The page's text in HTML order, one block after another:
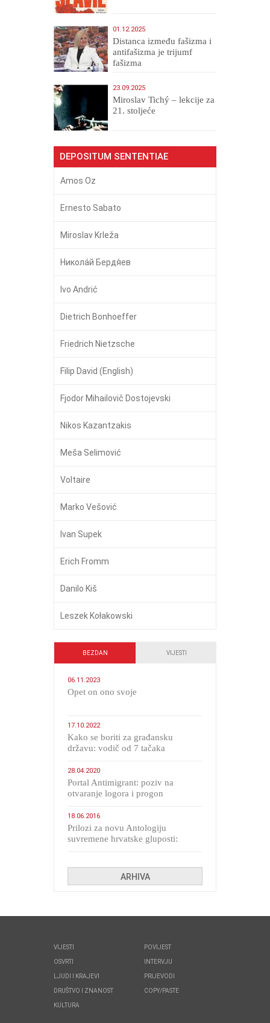
01.12.2025
Distanca između fašizma i
antifašizma je trijumf
fašizma
23.09.2025
Miroslav Tichý – lekcije za
21. stoljeće
DEPOSITUM SENTENTIAE
Amos Oz
Ernesto Sabato
Miroslav Krleža
Никола́й Бердя́ев
Ivo Andrić
Dietrich Bonhoeffer
Friedrich Nietzsche
Filip David (English)
Fjodor Mihailovič Dostojevski
Nikos Kazantzakis
Meša Selimović
Voltaire
Marko Vešović
Ivan Supek
Erich Fromm
Danilo Kiš
Leszek Kołakowski
BEZDAN VIJESTI
06.11.2023
​Opet on ono svoje
17.10.2022
Kako se boriti za građansku
državu: vodič od 7 tačaka
28.04.2020
Portal Antimigrant: poziv na
otvaranje logora i progon
18.06.2016
Prilozi za novu Antologiju
suvremene hrvatske gluposti:
ARHIVA
VIJESTI
OSVRTI
LJUDI I KRAJEVI
DRUŠTVO I ZNANOST
KULTURA
POVIJEST
INTERVJU
PRIJEVODI
COPY/PASTE